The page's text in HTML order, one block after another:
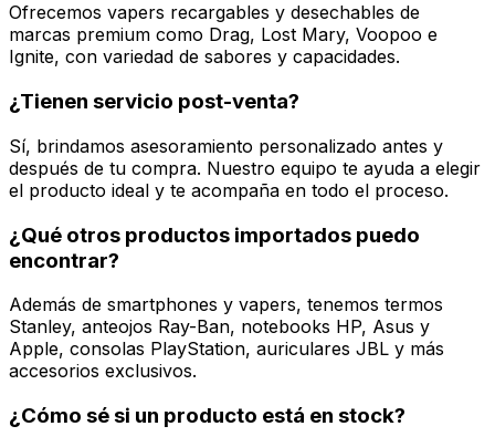
Ofrecemos vapers recargables y desechables de
marcas premium como Drag, Lost Mary, Voopoo e
Ignite, con variedad de sabores y capacidades.
¿Tienen servicio post-venta?
Sí, brindamos asesoramiento personalizado antes y
después de tu compra. Nuestro equipo te ayuda a elegir
el producto ideal y te acompaña en todo el proceso.
¿Qué otros productos importados puedo
encontrar?
Además de smartphones y vapers, tenemos termos
Stanley, anteojos Ray-Ban, notebooks HP, Asus y
Apple, consolas PlayStation, auriculares JBL y más
accesorios exclusivos.
¿Cómo sé si un producto está en stock?